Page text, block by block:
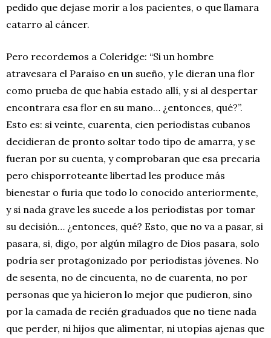
pedido que dejase morir a los pacientes, o que llamara
catarro al cáncer.
Pero recordemos a Coleridge: “Si un hombre
atravesara el Paraíso en un sueño, y le dieran una flor
como prueba de que había estado allí, y si al despertar
encontrara esa flor en su mano… ¿entonces, qué?”.
Esto es: si veinte, cuarenta, cien periodistas cubanos
decidieran de pronto soltar todo tipo de amarra, y se
fueran por su cuenta, y comprobaran que esa precaria
pero chisporroteante libertad les produce más
bienestar o furia que todo lo conocido anteriormente,
y si nada grave les sucede a los periodistas por tomar
su decisión… ¿entonces, qué? Esto, que no va a pasar, si
pasara, si, digo, por algún milagro de Dios pasara, solo
podría ser protagonizado por periodistas jóvenes. No
de sesenta, no de cincuenta, no de cuarenta, no por
personas que ya hicieron lo mejor que pudieron, sino
por la camada de recién graduados que no tiene nada
que perder, ni hijos que alimentar, ni utopías ajenas que